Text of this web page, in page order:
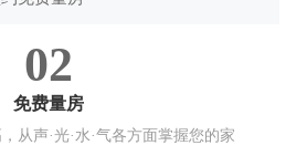
免费量房
免费量房
免费量房
免费量房
02
免费量房
从声·光·水·气各方面掌握您的家